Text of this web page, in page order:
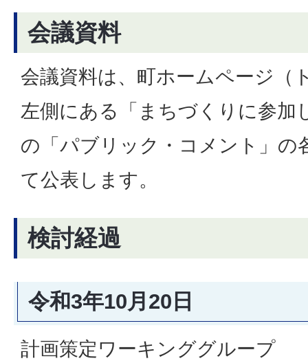
会議資料
会議資料は、町ホームページ（
左側にある「まちづくりに参加
の「パブリック・コメント」の
て公表します。
検討経過
令和3年10月20日
計画策定ワーキンググループ